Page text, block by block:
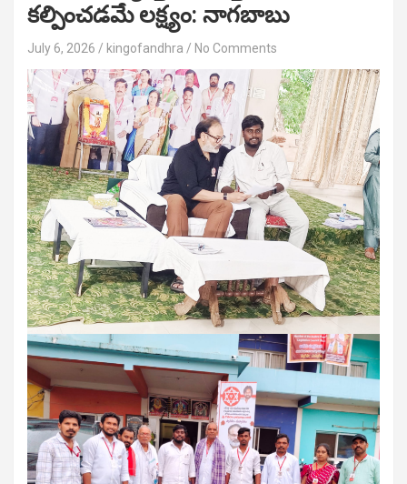
కల్పించడమే లక్ష్యం: నాగబాబు
July 6, 2026 kingofandhra No Comments